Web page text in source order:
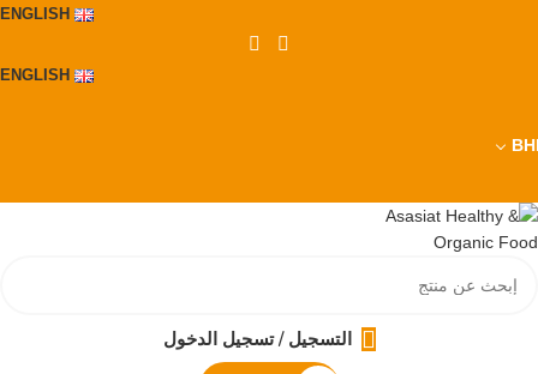
ENGLISH
ENGLISH
التسجيل / تسجيل الدخول